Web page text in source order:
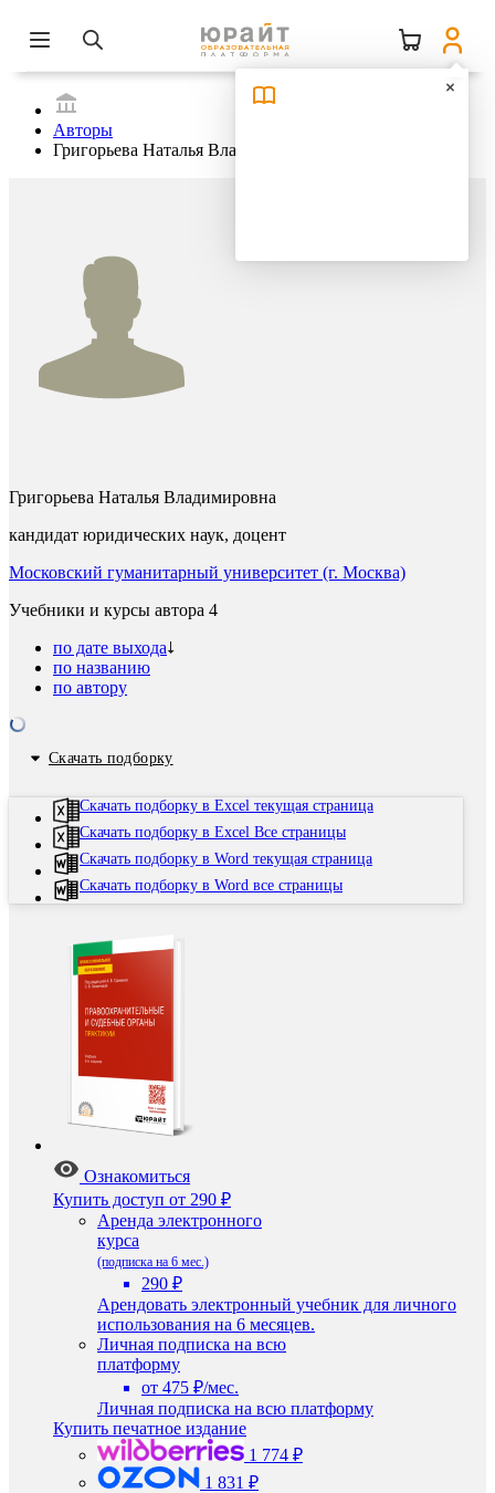
Авторы
Григорьева Наталья Владимировна
Григорьева Наталья Владимировна
кандидат юридических наук, доцент
Московский гуманитарный университет (г. Москва)
Учебники и курсы автора 4
по дате выхода
по названию
по автору
Скачать подборку
Скачать подборку в Excel текущая страница
Скачать подборку в Excel Все страницы
Скачать подборку в Word текущая страница
Скачать подборку в Word все страницы
Ознакомиться
Купить доступ от 290 ₽
Аренда электронного
курса
(подписка на 6 мес.)
290 ₽
Арендовать электронный учебник для личного
использования на 6 месяцев.
Личная подписка на всю
платформу
от 475 ₽/мес.
Личная подписка на всю платформу
Купить печатное издание
1 774 ₽
1 831 ₽